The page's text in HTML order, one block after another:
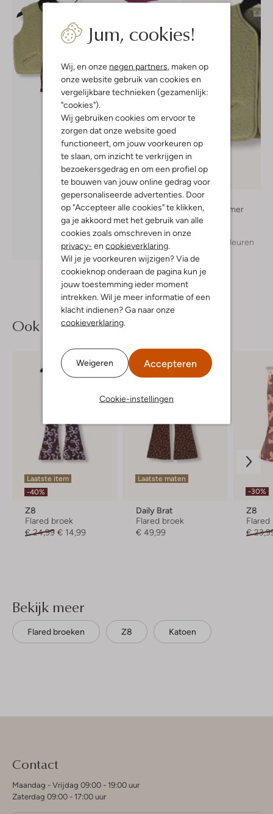
Jum, cookies!
Wij, en onze negen partners , maken op
onze website gebruik van cookies en
vergelijkbare technieken (gezamenlijk:
"cookies").
Wij gebruiken cookies om ervoor te
zorgen dat onze website goed
functioneert, om jouw voorkeuren op
te slaan, om inzicht te verkrijgen in
bezoekersgedrag en om een profiel op
te bouwen van jouw online gedrag voor
gepersonaliseerde advertenties. Door
op "Accepteer alle cookies" te klikken,
ga je akkoord met het gebruik van alle
cookies zoals omschreven in onze
privacy- en cookieverklaring
Wil je je voorkeuren wijzigen? Via de
cookieknop onderaan de pagina kun je
jouw toestemming ieder moment
intrekken. Wil je meer informatie of een
klacht indienen? Ga naar onze
cookieverklaring
Weigeren Accepteren
Cookie-instellingen
Ontdek de look
Alwero
Bodywarmer
€ 69,99
+ meer kleuren
Ook iets voor jou?
Laatste item
-40%
Z8
Flared broek
€ 24,99 € 14,99
Laatste maten
Daily Brat
Flared broek
€ 49,99
-30%
Z8
Flared
€
Bekijk meer
Flared broeken Z8 Katoen
Contact
Maandag - Vrijdag 09:00 - 19:00 uur
Zaterdag 09:00 - 17:00 uur